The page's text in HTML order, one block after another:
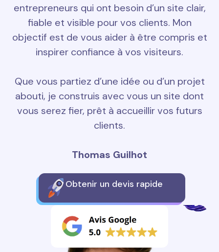
entrepreneurs qui ont besoin d’un site clair,
fiable et visible pour vos clients. Mon
objectif est de vous aider à être compris et
inspirer confiance à vos visiteurs.
Que vous partiez d’une idée ou d’un projet
abouti, je construis avec vous un site dont
vous serez fier, prêt à accueillir vos futurs
clients.
Thomas Guilhot
Obtenir un devis rapide